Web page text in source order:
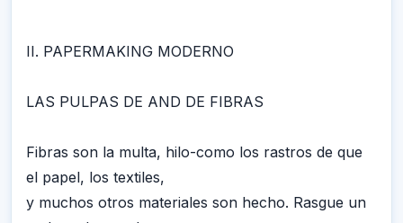
II. PAPERMAKING MODERNO
LAS PULPAS DE AND DE FIBRAS
Fibras son la multa, hilo-como los rastros de que
el papel, los textiles,
y muchos otros materiales son hecho. Rasgue un